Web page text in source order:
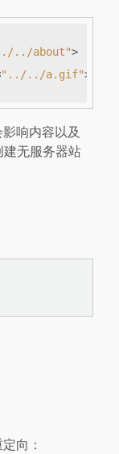
../about">
"../../a.gif">
响内容以及
无服务器站
向：